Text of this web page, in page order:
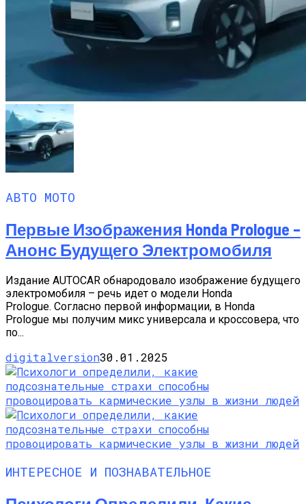
АВТО МОТО
Первые Изображения Honda Prologue –
Анонс Будущего Электромобиля
Издание AUTOCAR обнародовало изображение будущего
электромобиля – речь идет о модели Honda
Prologue. Согласно первой информации, в Honda
Prologue мы получим микс универсала и кроссовера, что
по...
digitalversion30.01.2025
ИНТЕРЕСНОЕ И ПОЗНАВАТЕЛЬНОЕ